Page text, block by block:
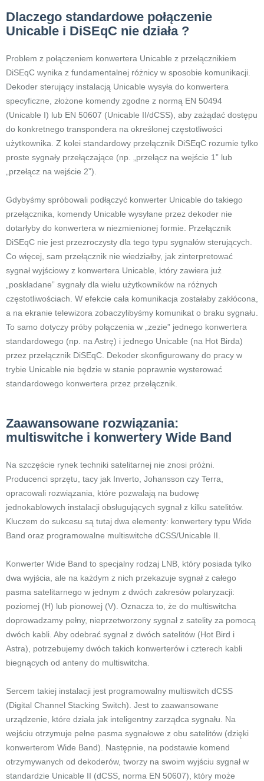
Dlaczego standardowe połączenie
Unicable i DiSEqC nie działa ?
Problem z połączeniem konwertera Unicable z przełącznikiem
DiSEqC wynika z fundamentalnej różnicy w sposobie komunikacji.
Dekoder sterujący instalacją Unicable wysyła do konwertera
specyficzne, złożone komendy zgodne z normą EN 50494
(Unicable I) lub EN 50607 (Unicable II/dCSS), aby zażądać dostępu
do konkretnego transpondera na określonej częstotliwości
użytkownika. Z kolei standardowy przełącznik DiSEqC rozumie tylko
proste sygnały przełączające (np. „przełącz na wejście 1” lub
„przełącz na wejście 2”).
Gdybyśmy spróbowali podłączyć konwerter Unicable do takiego
przełącznika, komendy Unicable wysyłane przez dekoder nie
dotarłyby do konwertera w niezmienionej formie. Przełącznik
DiSEqC nie jest przezroczysty dla tego typu sygnałów sterujących.
Co więcej, sam przełącznik nie wiedziałby, jak zinterpretować
sygnał wyjściowy z konwertera Unicable, który zawiera już
„poskładane” sygnały dla wielu użytkowników na różnych
częstotliwościach. W efekcie cała komunikacja zostałaby zakłócona,
a na ekranie telewizora zobaczylibyśmy komunikat o braku sygnału.
To samo dotyczy próby połączenia w „zezie” jednego konwertera
standardowego (np. na Astrę) i jednego Unicable (na Hot Birda)
przez przełącznik DiSEqC. Dekoder skonfigurowany do pracy w
trybie Unicable nie będzie w stanie poprawnie wysterować
standardowego konwertera przez przełącznik.
Zaawansowane rozwiązania:
multiswitche i konwertery Wide Band
Na szczęście rynek techniki satelitarnej nie znosi próżni.
Producenci sprzętu, tacy jak Inverto, Johansson czy Terra,
opracowali rozwiązania, które pozwalają na budowę
jednokablowych instalacji obsługujących sygnał z kilku satelitów.
Kluczem do sukcesu są tutaj dwa elementy: konwertery typu Wide
Band oraz programowalne multiswitche dCSS/Unicable II.
Konwerter Wide Band to specjalny rodzaj LNB, który posiada tylko
dwa wyjścia, ale na każdym z nich przekazuje sygnał z całego
pasma satelitarnego w jednym z dwóch zakresów polaryzacji:
poziomej (H) lub pionowej (V). Oznacza to, że do multiswitcha
doprowadzamy pełny, nieprzetworzony sygnał z satelity za pomocą
dwóch kabli. Aby odebrać sygnał z dwóch satelitów (Hot Bird i
Astra), potrzebujemy dwóch takich konwerterów i czterech kabli
biegnących od anteny do multiswitcha.
Sercem takiej instalacji jest programowalny multiswitch dCSS
(Digital Channel Stacking Switch). Jest to zaawansowane
urządzenie, które działa jak inteligentny zarządca sygnału. Na
wejściu otrzymuje pełne pasma sygnałowe z obu satelitów (dzięki
konwerterom Wide Band). Następnie, na podstawie komend
otrzymywanych od dekoderów, tworzy na swoim wyjściu sygnał w
standardzie Unicable II (dCSS, norma EN 50607), który może